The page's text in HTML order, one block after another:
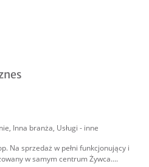
, Inna branża, Usługi - inne
Na sprzedaż w pełni funkcjonujący i
w samym centrum Żywca....